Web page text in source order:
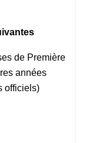
de Première
années
officiels)